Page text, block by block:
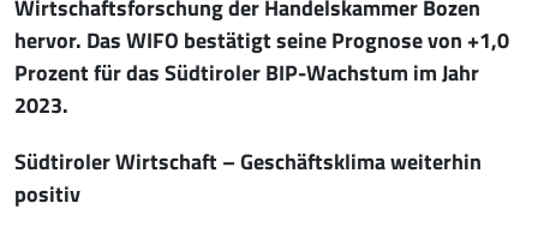
Wirtschaftsforschung der Handelskammer Bozen
hervor. Das WIFO bestätigt seine Prognose von +1,0
Prozent für das Südtiroler BIP-Wachstum im Jahr
2023.
Südtiroler Wirtschaft – Geschäftsklima weiterhin
positiv